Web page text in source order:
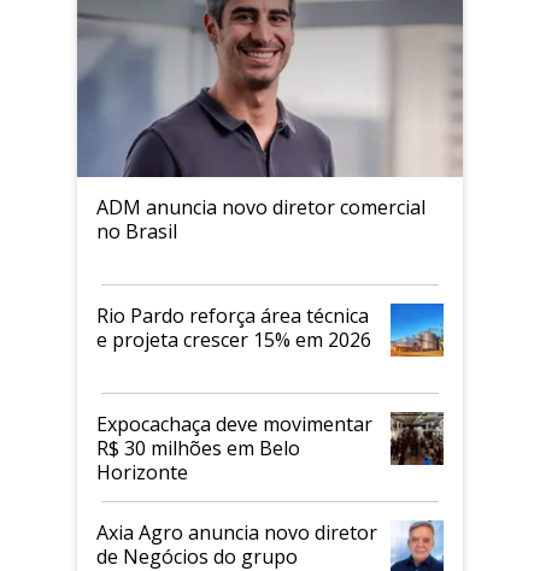
ADM anuncia novo diretor comercial
no Brasil
Rio Pardo reforça área técnica
e projeta crescer 15% em 2026
Expocachaça deve movimentar
R$ 30 milhões em Belo
Horizonte
Axia Agro anuncia novo diretor
de Negócios do grupo